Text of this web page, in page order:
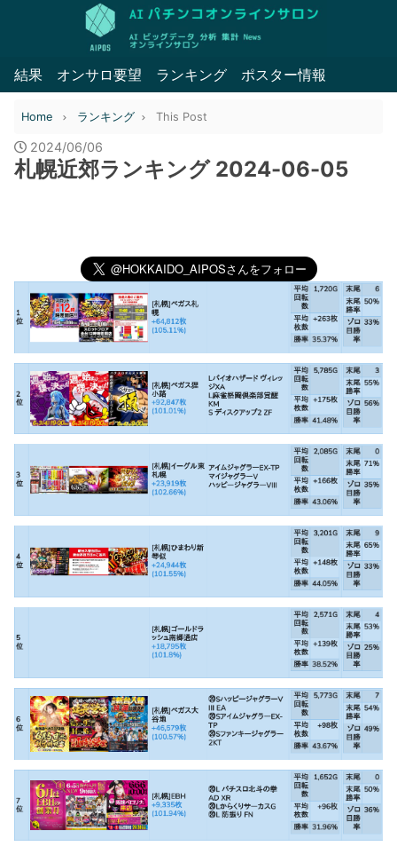
結果 オンサロ要望 ランキング ポスター情報
Home ランキング This Post
2024/06/06
札幌近郊ランキング 2024-06-05